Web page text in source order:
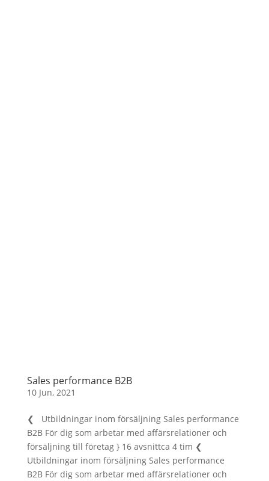
Sales performance B2B
10 Jun, 2021
❮ Utbildningar inom försäljning Sales performance
B2B För dig som arbetar med affärsrelationer och
försäljning till företag } 16 avsnittca 4 tim ❮
Utbildningar inom försäljning Sales performance
B2B För dig som arbetar med affärsrelationer och